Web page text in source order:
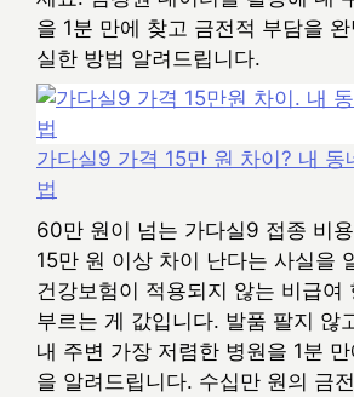
을 1분 만에 찾고 금전적 부담을
실한 방법 알려드립니다.
가다실9 가격 15만 원 차이? 내 동
법
60만 원이 넘는 가다실9 접종 비
15만 원 이상 차이 난다는 사실을
건강보험이 적용되지 않는 비급여
부르는 게 값입니다. 발품 팔지 않
내 주변 가장 저렴한 병원을 1분
을 알려드립니다. 수십만 원의 금